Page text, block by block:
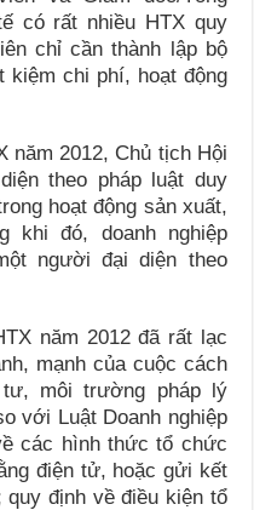
có rất nhiều HTX quy
chỉ cần thành lập bộ
kiệm chi phí, hoạt động
năm 2012, Chủ tịch Hội
theo pháp luật duy
hoạt động sản xuất,
khi đó, doanh nghiệp
người đại diện theo
năm 2012 đã rất lạc
mạnh của cuộc cách
môi trường pháp lý
với Luật Doanh nghiệp
các hình thức tổ chức
điện tử, hoặc gửi kết
định về điều kiện tổ